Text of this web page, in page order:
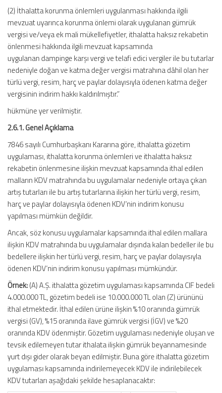
(2) İthalatta korunma önlemleri uygulanması hakkında ilgili
mevzuat uyarınca korunma önlemi olarak uygulanan gümrük
vergisi ve/veya ek mali mükellefiyetler, ithalatta haksız rekabetin
önlenmesi hakkında ilgili mevzuat kapsamında
uygulanan dampinge karşı vergi ve telafi edici vergiler ile bu tutarlar
nedeniyle doğan ve katma değer vergisi matrahına dâhil olan her
türlü vergi, resim, harç ve paylar dolayısıyla ödenen katma değer
vergisinin indirim hakkı kaldırılmıştır.”
hükmüne yer verilmiştir.
2.6.1. Genel Açıklama
7846 sayılı Cumhurbaşkanı Kararına göre, ithalatta gözetim
uygulaması, ithalatta korunma önlemleri ve ithalatta haksız
rekabetin önlenmesine ilişkin mevzuat kapsamında ithal edilen
malların KDV matrahında bu uygulamalar nedeniyle ortaya çıkan
artış tutarları ile bu artış tutarlarına ilişkin her türlü vergi, resim,
harç ve paylar dolayısıyla ödenen KDV’nin indirim konusu
yapılması mümkün değildir.
Ancak, söz konusu uygulamalar kapsamında ithal edilen mallara
ilişkin KDV matrahında bu uygulamalar dışında kalan bedeller ile bu
bedellere ilişkin her türlü vergi, resim, harç ve paylar dolayısıyla
ödenen KDV’nin indirim konusu yapılması mümkündür.
Örnek:(A) A.Ş. ithalatta gözetim uygulaması kapsamında CIF bedeli
4.000.000 TL, gözetim bedeli ise 10.000.000 TL olan (Z) ürününü
ithal etmektedir. İthal edilen ürüne ilişkin %10 oranında gümrük
vergisi (GV), %15 oranında ilave gümrük vergisi (İGV) ve %20
oranında KDV ödenmiştir. Gözetim uygulaması nedeniyle oluşan ve
tevsik edilemeyen tutar ithalata ilişkin gümrük beyannamesinde
yurt dışı gider olarak beyan edilmiştir. Buna göre ithalatta gözetim
uygulaması kapsamında indirilemeyecek KDV ile indirilebilecek
KDV tutarları aşağıdaki şekilde hesaplanacaktır: